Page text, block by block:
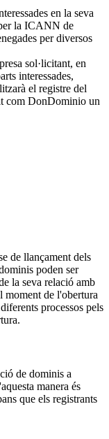
en la seva
la ICANN de
per diversos
sol·licitant, en
interessades,
el registre del
com DonDominio un
de llançament dels
poden ser
la seva relació amb
moment de l'obertura
processos pels
de dominis a
manera és
que els registrants